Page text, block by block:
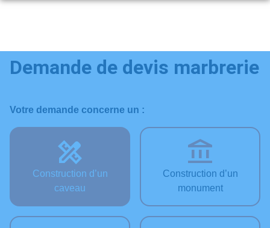
Aller
ORGANISER DES OBSÈQUES
MONUMENTS FUNÉRAIRES
NOTRE CHAMBRE FUNERAIRE
ESPACE FAMILLE
Demande de devis marbrerie
Votre demande concerne un :
Construction d’un
caveau
Construction d’un
monument